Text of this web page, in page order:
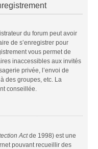
du forum peut avoir
de s’enregistrer pour
vous permet de
inaccessibles aux invités
privée, l’envoi de
des groupes, etc. La
conseillée.
Actde 1998) est une
pouvant recueillir des